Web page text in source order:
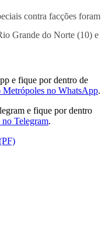
contra facções foram
Grande do Norte (10) e
e fique por dentro de
Metrópoles no WhatsApp.
e fique por dentro
Telegram.